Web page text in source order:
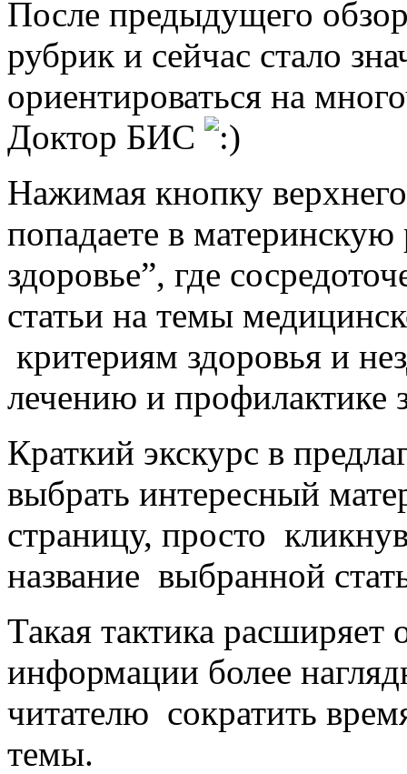
После предыдущего
рубрик и сейчас стало
ориентироваться на
Доктор БИС
Нажимая кнопку
попадаете в
здоровье”, где
статьи на темы
критериям здоровья и
лечению и профилактике
Краткий экскурс в
выбрать интересный
страницу, просто
название выбранной
Такая тактика расширяет
информации более
читателю сократить
темы.